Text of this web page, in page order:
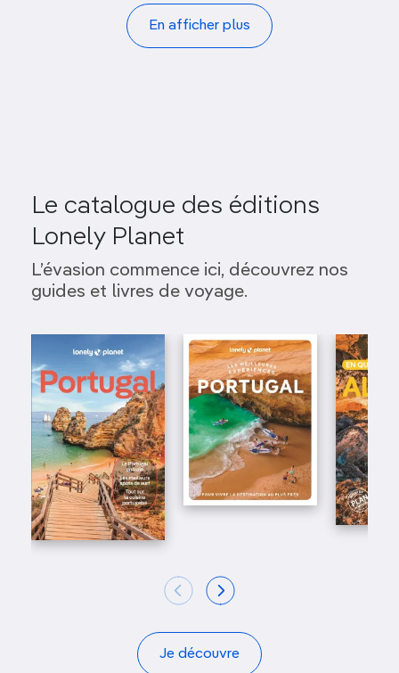
En afficher plus
Le catalogue des éditions
Lonely Planet
L’évasion commence ici, découvrez nos
guides et livres de voyage.
Je découvre